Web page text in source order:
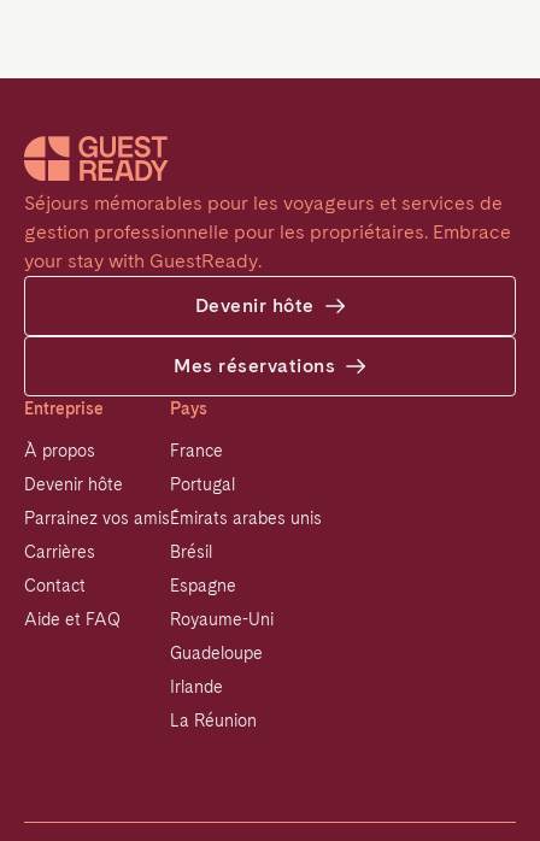
Séjours mémorables pour les voyageurs et services de
gestion professionnelle pour les propriétaires. Embrace
your stay with GuestReady.
Devenir hôte
Mes réservations
Entreprise
À propos
Devenir hôte
Parrainez vos amis
Carrières
Contact
Aide et FAQ
Pays
France
Portugal
Émirats arabes unis
Brésil
Espagne
Royaume-Uni
Guadeloupe
Irlande
La Réunion